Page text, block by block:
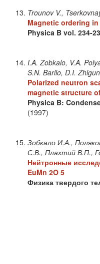
Trounov V.,
Magnetic ordering
Physica B vol. 234-
I.A. Zobkalo, V.A.
S.N. Barilo, D.I.
Polarized neutron
magnetic structure
Physica B:
(1997)
Зобкало И.А.,
С.В., Плахтий В.П.,
Нейтронные
EuMn 2O 5
Физика твердого